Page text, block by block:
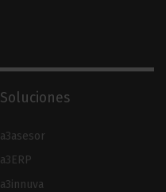
Soluciones
a3asesor
a3ERP
a3innuva